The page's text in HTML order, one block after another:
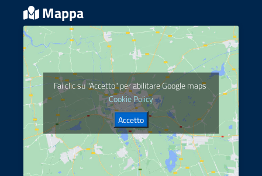
Mappa
Fai clic su "Accetto" per abilitare Google maps
Cookie Policy
Accetto